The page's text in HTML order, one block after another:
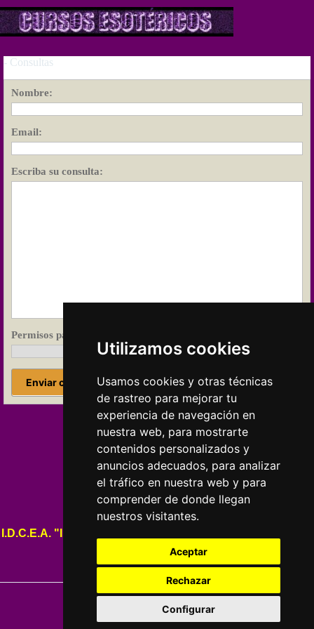
Utilizamos cookies
Usamos cookies y otras técnicas
de rastreo para mejorar tu
experiencia de navegación en
nuestra web, para mostrarte
contenidos personalizados y
anuncios adecuados, para analizar
el tráfico en nuestra web y para
comprender de donde llegan
nuestros visitantes.
Aceptar
Rechazar
Configurar
Saltar
al
contenido
- Consultas
Nombre:
Email:
Escriba su consulta:
Permisos para la "Política de privacidad".
Enviar consulta
CURSOS ESOTÉRICOS
I.D.C.E.A. "Instituto de Ciencias Esotéricas y Astrológicas"
soporte@cursos-esotericos.com